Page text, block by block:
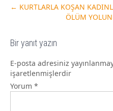
← KURTLARLA KOŞAN
ÖLÜM
Bir yanıt yazın
E-posta adresiniz
işaretlenmişlerdir
Yorum *